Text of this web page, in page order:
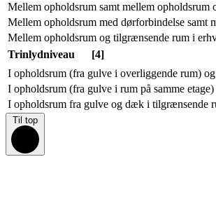
Mellem opholdsrum samt mellem opholdsrum
Mellem opholdsrum med dørforbindelse samt
Mellem opholdsrum og tilgrænsende rum i
Trinlydniveau
[4]
I opholdsrum (fra gulve i overliggende rum)
I opholdsrum (fra gulve i rum på samme etage)
I opholdsrum fra gulve og dæk i tilgrænsende
Til top